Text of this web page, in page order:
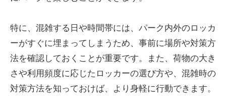
特に、混雑する日や時間帯には、パーク内外のロッカ
ーがすぐに埋まってしまうため、事前に場所や対策方
法を確認しておくことが重要です。また、荷物の大き
さや利用頻度に応じたロッカーの選び方や、混雑時の
対策方法を知っておけば、より身軽に行動できます。